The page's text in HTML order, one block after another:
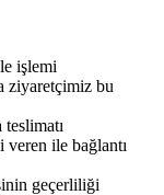
işlemi
ziyaretçimiz bu
ile bağlantı
geçerliliği